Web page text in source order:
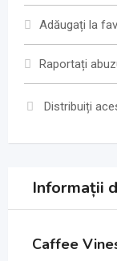
Adăugați la
Raportați
Distribuiți
Informații
Caffee